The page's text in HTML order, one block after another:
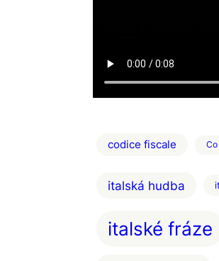
codice fiscale
italská hudba
italské fráze